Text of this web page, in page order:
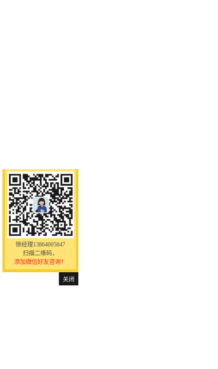
徐经理13864005847
扫描二维码，
添加微信好友咨询！
关闭